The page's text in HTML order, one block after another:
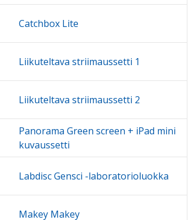
Catchbox Lite
Liikuteltava striimaussetti 1
Liikuteltava striimaussetti 2
Panorama Green screen + iPad mini
kuvaussetti
Labdisc Gensci -laboratorioluokka
Makey Makey